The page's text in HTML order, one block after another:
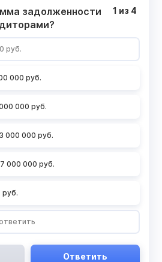
задолженности
руб.
000 руб.
000 руб.
000 000 руб.
000 000 руб.
руб.
1 из 4
Ответить